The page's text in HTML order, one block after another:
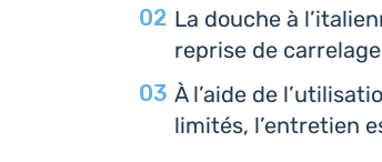
La douche à
reprise de
À l’aide de
limités, l’entre­tien